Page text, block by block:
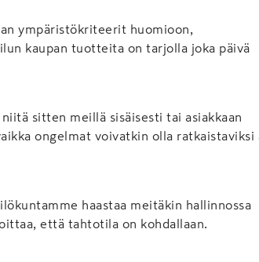
ympäristökriteerit huomioon,
kaupan tuotteita on tarjolla joka päivä
sitten meillä sisäisesti tai asiakkaan
ongelmat voivatkin olla ratkaistaviksi
haastaa meitäkin hallinnossa
että tahtotila on kohdallaan.